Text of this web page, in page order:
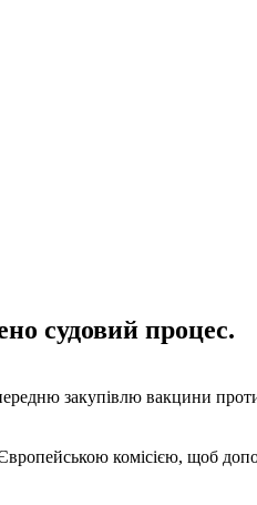
судовий процес.
закупівлю вакцини
комісією, щоб